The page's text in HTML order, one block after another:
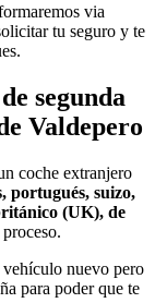
via
tu seguro y te
segunda
Valdepero
coche extranjero
portugués, suizo,
(UK), de
nuevo pero
para poder que te